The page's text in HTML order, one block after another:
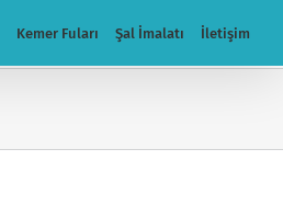
Kemer Fuları Şal İmalatı İletişim